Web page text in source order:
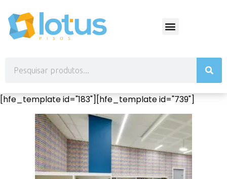
[hfe_template id="183"][hfe_template id="739"]